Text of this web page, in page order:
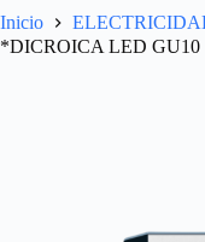
Inicio
*DICROICA LED GU10